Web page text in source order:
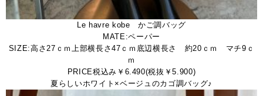
Le havre kobe かご調バッグ
MATE:ペーパー
SIZE:高さ27ｃｍ上部横長さ47ｃｍ底辺横長さ 約20ｃｍ マチ9ｃ
ｍ
PRICE税込み￥6.490(税抜￥5.900)
夏らしいホワイト×ベージュのカゴ調バッグ♪